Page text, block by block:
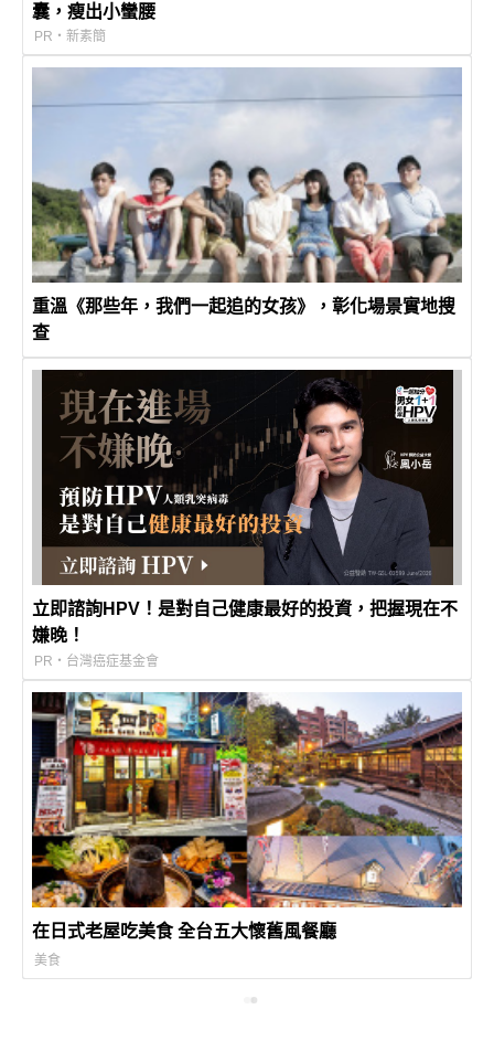
囊，瘦出小蠻腰
PR・新素簡
重溫《那些年，我們一起追的女孩》，彰化場景實地搜
查
立即諮詢HPV！是對自己健康最好的投資，把握現在不
嫌晚！
PR・台灣癌症基金會
在日式老屋吃美食 全台五大懷舊風餐廳
美食